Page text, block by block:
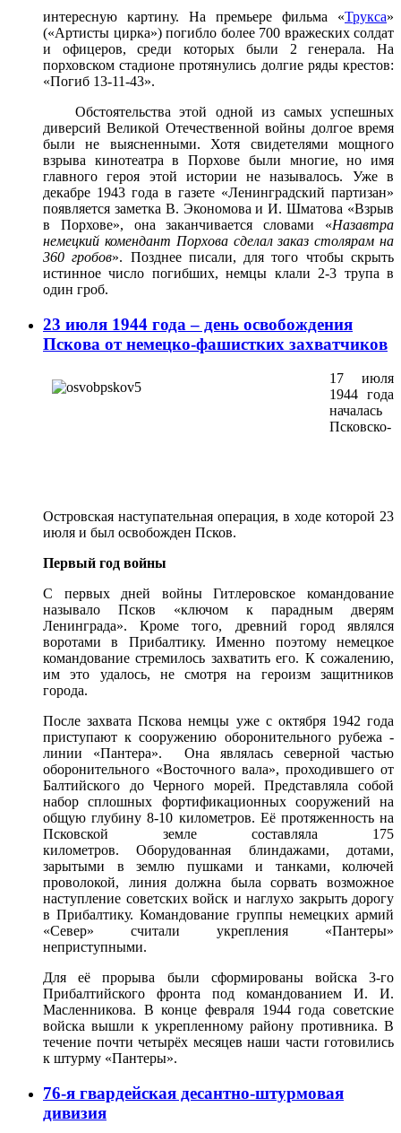
интересную картину. На премьере фильма «Трукса»
(«Артисты цирка») погибло более 700 вражеских солдат
и офицеров, среди которых были 2 генерала. На
порховском стадионе протянулись долгие ряды крестов:
«Погиб 13-11-43».
Обстоятельства этой одной из самых успешных
диверсий Великой Отечественной войны долгое время
были не выясненными. Хотя свидетелями мощного
взрыва кинотеатра в Порхове были многие, но имя
главного героя этой истории не называлось. Уже в
декабре 1943 года в газете «Ленинградский партизан»
появляется заметка В. Экономова и И. Шматова «Взрыв
в Порхове», она заканчивается словами «Назавтра
немецкий комендант Порхова сделал заказ столярам на
360 гробов». Позднее писали, для того чтобы скрыть
истинное число погибших, немцы клали 2-3 трупа в
один гроб.
23 июля 1944 года – день освобождения
Пскова от немецко-фашистких захватчиков
17 июля
1944 года
началась
Псковско-
Островская наступательная операция, в ходе которой 23
июля и был освобожден Псков.
Первый год войны
С первых дней войны Гитлеровское командование
называло Псков «ключом к парадным дверям
Ленинграда». Кроме того, древний город являлся
воротами в Прибалтику. Именно поэтому немецкое
командование стремилось захватить его. К сожалению,
им это удалось, не смотря на героизм защитников
города.
После захвата Пскова немцы уже с октября 1942 года
приступают к сооружению оборонительного рубежа -
линии «Пантера». Она являлась северной частью
оборонительного «Восточного вала», проходившего от
Балтийского до Черного морей. Представляла собой
набор сплошных фортификационных сооружений на
общую глубину 8-10 километров. Её протяженность на
Псковской земле составляла 175
километров. Оборудованная блиндажами, дотами,
зарытыми в землю пушками и танками, колючей
проволокой, линия должна была сорвать возможное
наступление советских войск и наглухо закрыть дорогу
в Прибалтику. Командование группы немецких армий
«Север» считали укрепления «Пантеры»
неприступными.
Для её прорыва были сформированы войска 3-го
Прибалтийского фронта под командованием И. И.
Масленникова. В конце февраля 1944 года советские
войска вышли к укрепленному району противника. В
течение почти четырёх месяцев наши части готовились
к штурму «Пантеры».
76-я гвардейская десантно-штурмовая
дивизия